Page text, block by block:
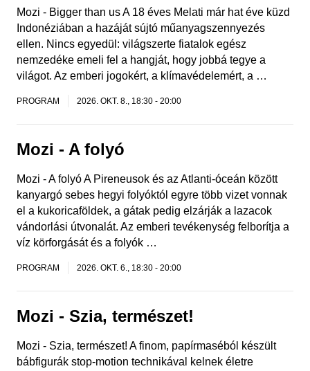
Mozi - Bigger than us A 18 éves Melati már hat éve küzd
Indonéziában a hazáját sújtó műanyagszennyezés
ellen. Nincs egyedül: világszerte fiatalok egész
nemzedéke emeli fel a hangját, hogy jobbá tegye a
világot. Az emberi jogokért, a klímavédelemért, a …
PROGRAM 2026. OKT. 8., 18:30 - 20:00
Mozi - A folyó
Mozi - A folyó A Pireneusok és az Atlanti-óceán között
kanyargó sebes hegyi folyóktól egyre több vizet vonnak
el a kukoricaföldek, a gátak pedig elzárják a lazacok
vándorlási útvonalát. Az emberi tevékenység felborítja a
víz körforgását és a folyók …
PROGRAM 2026. OKT. 6., 18:30 - 20:00
Mozi - Szia, természet!
Mozi - Szia, természet! A finom, papírmaséból készült
bábfigurák stop-motion technikával kelnek életre